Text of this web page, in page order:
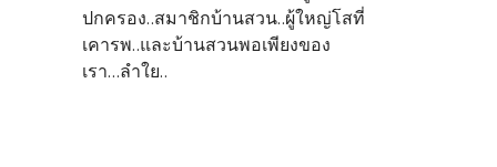
ปกครอง..สมาชิกบ้านสวน..ผู้ใหญ่โสที่
เคารพ..และบ้านสวนพอเพียงของ
เรา...ลำใย..